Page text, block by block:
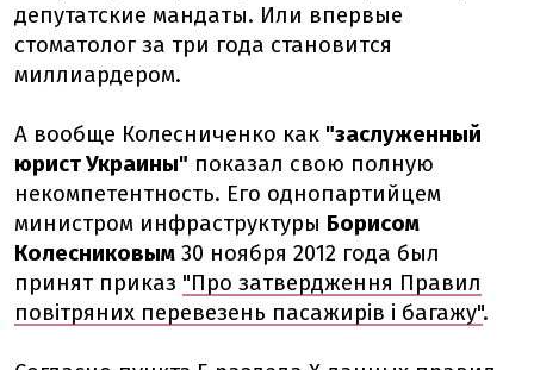
депутатские мандаты. Или впервые
стоматолог за три года становится
миллиардером.
А вообще Колесниченко как "заслуженный
юрист Украины" показал свою полную
некомпетентность. Его однопартийцем
министром инфраструктуры Борисом
Колесниковым 30 ноября 2012 года был
принят приказ "Про затвердження Правил
повітряних перевезень пасажирів і багажу".